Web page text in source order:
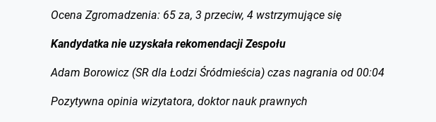
Ocena Zgromadzenia: 65 za, 3 przeciw, 4 wstrzymujące się
Kandydatka nie uzyskała rekomendacji Zespołu
Adam Borowicz (SR dla Łodzi Śródmieścia) czas nagrania od 00:04
Pozytywna opinia wizytatora, doktor nauk prawnych